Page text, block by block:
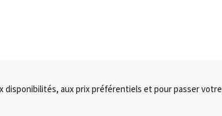
disponibilités, aux prix préférentiels et pour passer votre